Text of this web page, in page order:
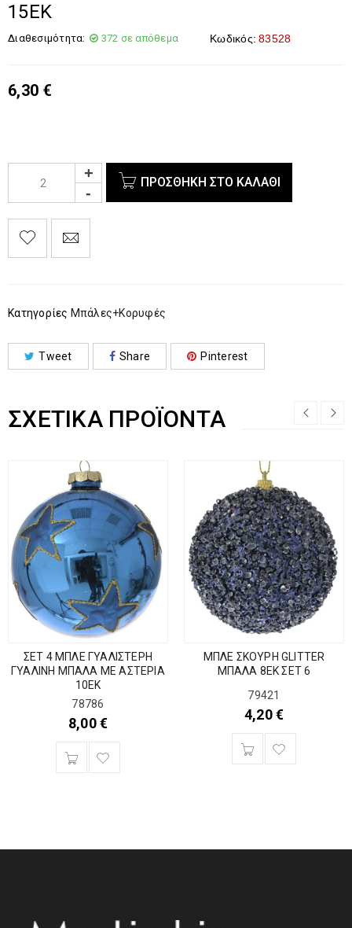
15ΕΚ
Διαθεσιμότητα: 372 σε απόθεμα Κωδικός: 83528
6,30 €
ΠΡΟΣΘΉΚΗ ΣΤΟ ΚΑΛΆΘΙ
Κατηγορίες Μπάλες+Κορυφές
Tweet Share Pinterest
ΣΧΕΤΙΚΆ ΠΡΟΪΌΝΤΑ
ΣΕΤ 4 ΜΠΛΕ ΓΥΑΛΙΣΤΕΡΗ
ΓΥΑΛΙΝΗ ΜΠΑΛΑ ΜΕ ΑΣΤΕΡΙΑ
10ΕΚ
78786
8,00€
ΜΠΛΕ ΣΚΟΥΡΗ GLITTER
ΜΠΑΛΑ 8ΕΚ ΣΕΤ 6
79421
4,20€